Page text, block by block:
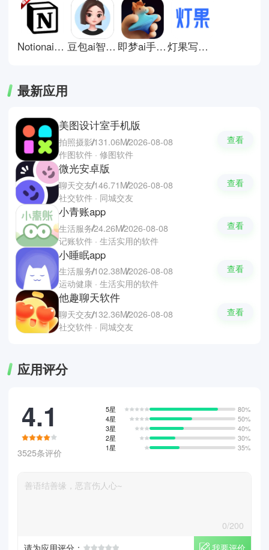
间。不过它的结果也需要自己再判
断和筛选，不能完全依赖。这里有
些AI工具推荐；豆包，Deepseek
和ChatGpt。
Notionai中文版 豆包ai智能助手 即梦ai手机版 灯果写作软件
最新应用
美图设计室手机版
拍照摄影131.06M2026-08-08
作图软件 · 修图软件
查看
微光安卓版
聊天交友146.71M2026-08-08
社交软件 · 同城交友
查看
小青账app
生活服务24.26M2026-08-08
记账软件 · 生活实用的软件
查看
小睡眠app
生活服务102.38M2026-08-08
运动健康 · 生活实用的软件
查看
他趣聊天软件
聊天交友132.36M2026-08-08
社交软件 · 同城交友
查看
应用评分
4.1
3525条评价
5星
80%
4星
50%
3星
40%
2星
30%
1星
35%
0/200
请为应用评分：
我要评价